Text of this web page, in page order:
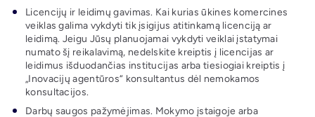
Licencijų ir leidimų gavimas. Kai kurias ūkines komercines
veiklas galima vykdyti tik įsigijus atitinkamą licenciją ar
leidimą. Jeigu Jūsų planuojamai vykdyti veiklai įstatymai
numato šį reikalavimą, nedelskite kreiptis į licencijas ar
leidimus išduodančias institucijas arba tiesiogiai kreiptis į
„Inovacijų agentūros“ konsultantus dėl nemokamos
konsultacijos.
Darbų saugos pažymėjimas. Mokymo įstaigoje arba